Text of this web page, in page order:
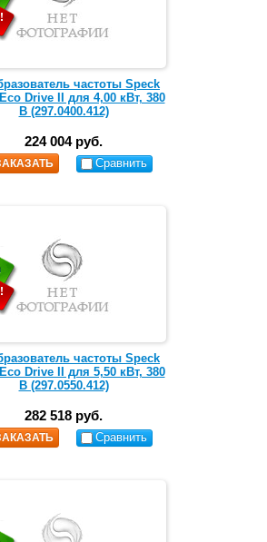
частоты Speck
Drive II для 4,00 кВт, 380
В (297.0400.412)
224 004 руб.
Сравнить
частоты Speck
Drive II для 5,50 кВт, 380
В (297.0550.412)
282 518 руб.
Сравнить